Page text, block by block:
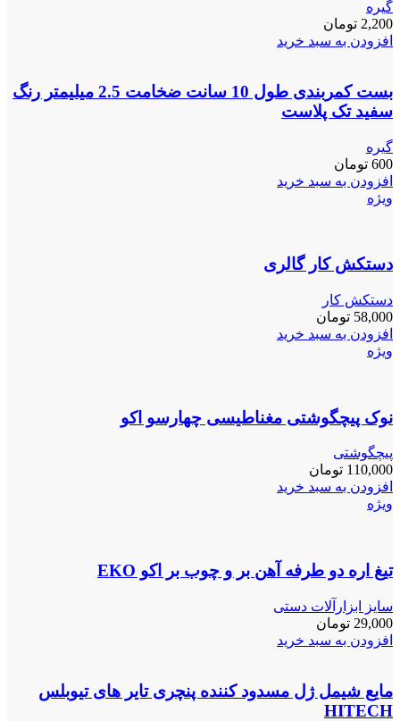
گیره
2,200 تومان
افزودن به سبد خرید
بست کمربندی طول 10 سانت ضخامت 2.5 میلیمتر رنگ
سفید تک پلاست
گیره
600 تومان
افزودن به سبد خرید
ویژه
دستکش کار گالری
دستکش کار
58,000 تومان
افزودن به سبد خرید
ویژه
نوک پیچگوشتی مغناطیسی چهارسو اکو
پیچگوشتی
110,000 تومان
افزودن به سبد خرید
ویژه
تیغ اره دو طرفه آهن بر و چوب بر اکو EKO
سایز ابزارآلات دستی
29,000 تومان
افزودن به سبد خرید
مایع شیمل ژل مسدود کننده پنچری تایر های تیوبلس
HITECH